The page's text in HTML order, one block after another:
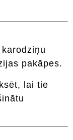
pakāpes.
lai tie